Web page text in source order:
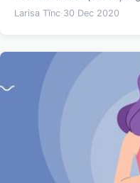
prin care mai putem
Larisa Tînc· 30 Dec 2020